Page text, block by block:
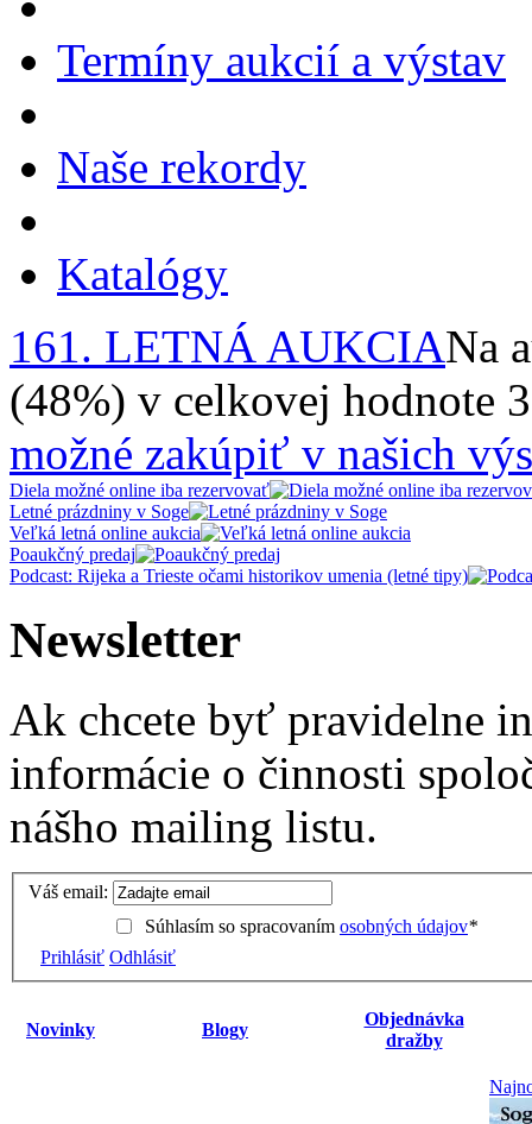
Termíny aukcií a výstav
Naše rekordy
Katalógy
161. LETNÁ AUKCIANa
(48%) v celkovej hodnote
možné zakúpiť v našich
Diela možné online iba rezervovať
Letné prázdniny v Soge
Veľká letná online aukcia
Poaukčný predaj
Podcast: Rijeka a Trieste očami historikov umenia (letné tipy)
Newsletter
Ak chcete byť pravidelne
informácie o činnosti
nášho mailing listu.
Váš email:
Súhlasím so spracovaním osobných údajov*
Prihlásiť Odhlásiť
Novinky Blogy
Objednávka
dražby